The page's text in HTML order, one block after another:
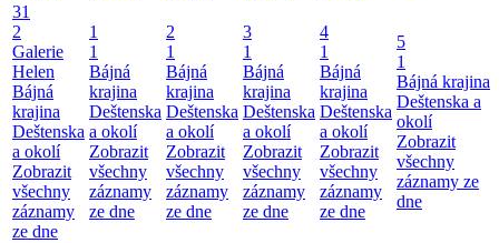
31
2
Galerie
Helen
Bájná
krajina
Deštenska
a okolí
Zobrazit
všechny
záznamy
ze dne
1
1
Bájná
krajina
Deštenska
a okolí
Zobrazit
všechny
záznamy
ze dne
2
1
Bájná
krajina
Deštenska
a okolí
Zobrazit
všechny
záznamy
ze dne
3
1
Bájná
krajina
Deštenska
a okolí
Zobrazit
všechny
záznamy
ze dne
4
1
Bájná
krajina
Deštenska
a okolí
Zobrazit
všechny
záznamy
ze dne
5
1
Bájná krajina
Deštenska a
okolí
Zobrazit
všechny
záznamy ze
dne